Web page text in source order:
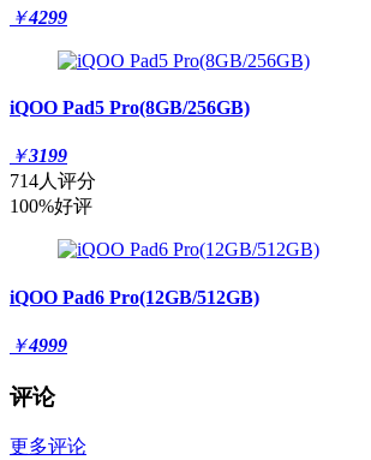
￥4299
iQOO Pad5 Pro(8GB/256GB)
￥3199
714人评分
100%好评
iQOO Pad6 Pro(12GB/512GB)
￥4999
评论
更多评论